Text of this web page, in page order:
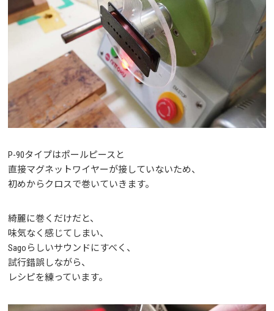
P-90タイプはポールピースと
直接マグネットワイヤーが接していないため、
初めからクロスで巻いていきます。
綺麗に巻くだけだと、
味気なく感じてしまい、
Sagoらしいサウンドにすべく、
試行錯誤しながら、
レシピを練っています。